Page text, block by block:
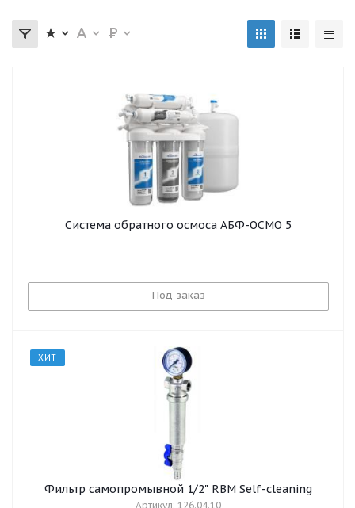
Система обратного осмоса АБФ-ОСМО 5
Под заказ
ХИТ
Фильтр самопромывной 1/2" RBM Self-cleaning
Артикул: 126.04.10